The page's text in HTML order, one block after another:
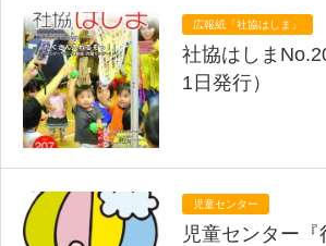
広報紙「社協はしま」
社協はしま
1日発行）
児童センター
児童センター